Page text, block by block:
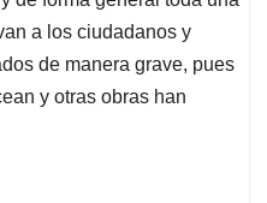
a los ciudadanos y
de manera grave, pues
y otras obras han